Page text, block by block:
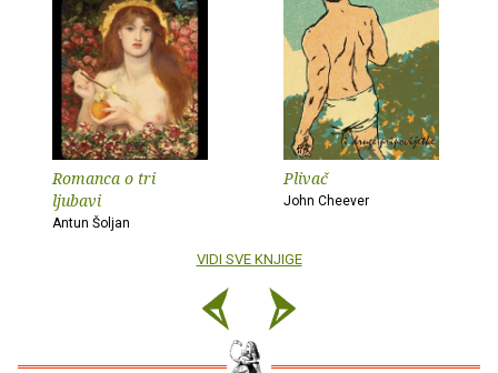
Romanca o tri
ljubavi
Antun Šoljan
Plivač
John Cheever
VIDI SVE KNJIGE